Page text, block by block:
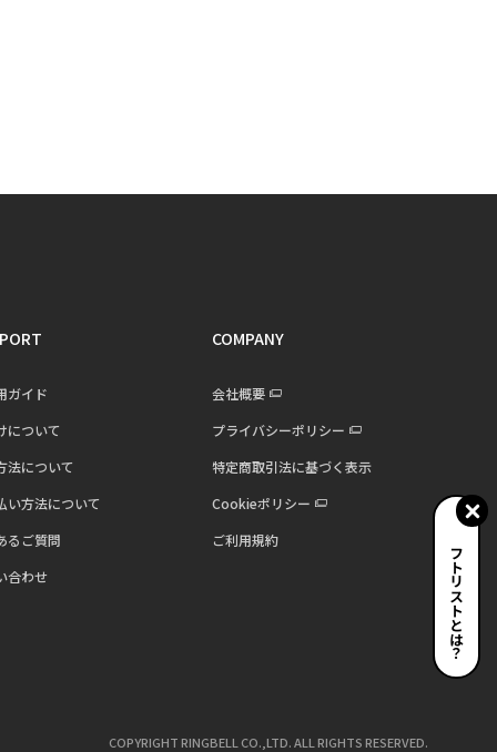
ギフトリストとは？
ガイド
について
法について
い方法について
るご質問
合わせ
COMPANY
会社概要
プライバシーポリシー
特定商取引法に基づく表示
Cookieポリシー
ご利用規約
COPYRIGHT RINGBELL CO.,LTD. ALL RIGHTS RESERVED.